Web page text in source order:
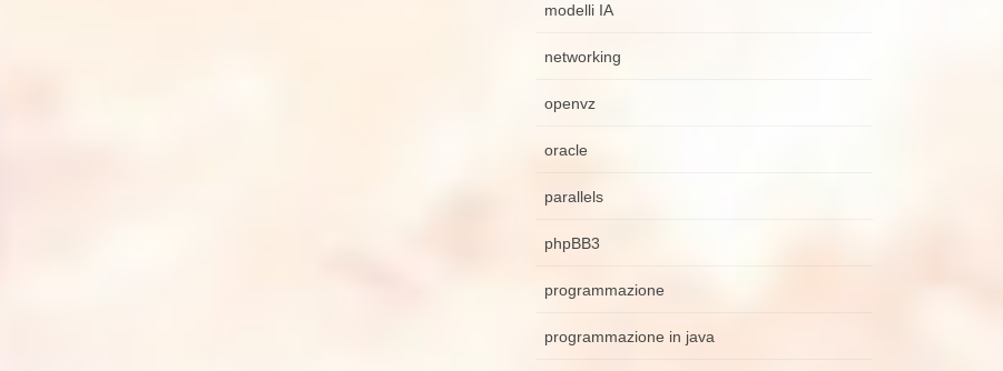
modelli IA
networking
openvz
oracle
parallels
phpBB3
programmazione
programmazione in java